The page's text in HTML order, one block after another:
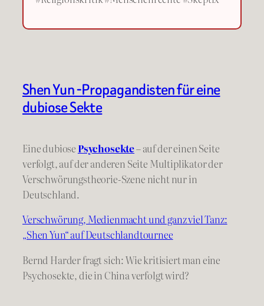
Shen Yun -Propagandisten für eine
dubiose Sekte
Eine dubiose Psychosekte– auf der einen Seite
verfolgt, auf der anderen Seite Multiplikator der
Verschwörungstheorie-Szene nicht nur in
Deutschland.
Verschwörung, Medienmacht und ganz viel Tanz:
„Shen Yun“ auf Deutschlandtournee
Bernd Harder fragt sich: Wie kritisiert man eine
Psychosekte, die in China verfolgt wird?